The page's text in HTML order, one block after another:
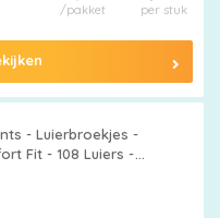
per stuk
/pakket
- Luierbroekjes -
Fit - 108 Luiers -